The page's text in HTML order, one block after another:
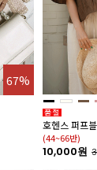
67%
호헨스 퍼프
(44~66반)
10,000원